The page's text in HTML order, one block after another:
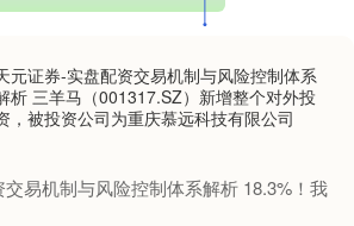
元证券-实盘配资交易机制与风险控制体系
析 三羊马（001317.SZ）新增整个对外投
，被投资公司为重庆慕远科技有限公司
易机制与风险控制体系解析 18.3%！我